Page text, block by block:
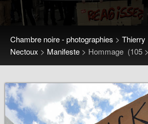
Chambre noire - photographies > Thierry
Nectoux > Manifeste > Hommage (105